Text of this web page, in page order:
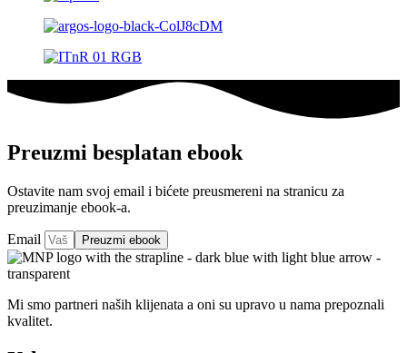
Preuzmi besplatan ebook
Ostavite nam svoj email i bićete preusmereni na stranicu za
preuzimanje ebook-a.
Email Preuzmi ebook
Mi smo partneri naših klijenata a oni su upravo u nama prepoznali
kvalitet.